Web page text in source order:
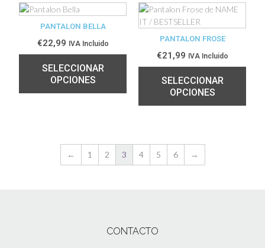
PANTALON BELLA
€22,99 IVA Incluido
SELECCIONAR
OPCIONES
PANTALON FROSE
€21,99 IVA Incluido
SELECCIONAR
OPCIONES
← 1 2 3 4 5 6 →
CONTACTO